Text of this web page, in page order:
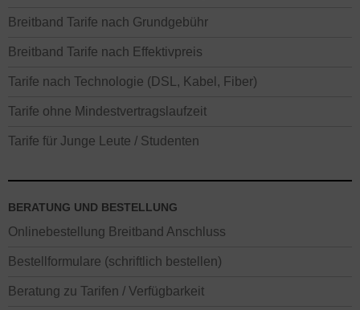
Breitband Tarife nach Grundgebühr
Breitband Tarife nach Effektivpreis
Tarife nach Technologie (DSL, Kabel, Fiber)
Tarife ohne Mindestvertragslaufzeit
Tarife für Junge Leute / Studenten
BERATUNG UND BESTELLUNG
Onlinebestellung Breitband Anschluss
Bestellformulare (schriftlich bestellen)
Beratung zu Tarifen / Verfügbarkeit